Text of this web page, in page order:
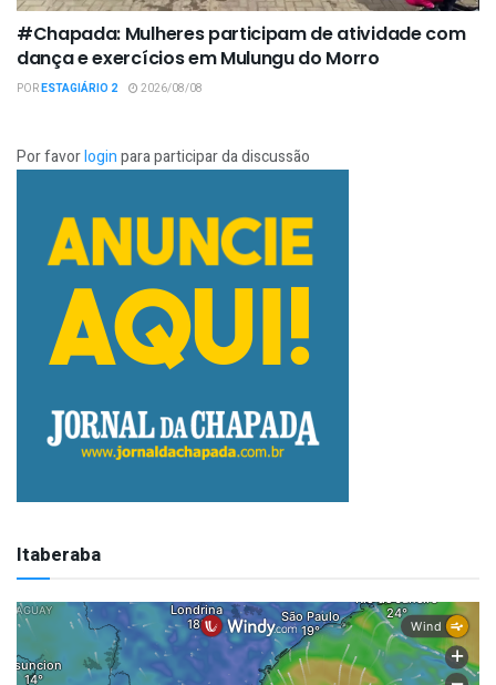
#Chapada: Mulheres participam de atividade com
dança e exercícios em Mulungu do Morro
PORESTAGIÁRIO 2 2026/08/08
Por favorloginpara participar da discussão
Itaberaba